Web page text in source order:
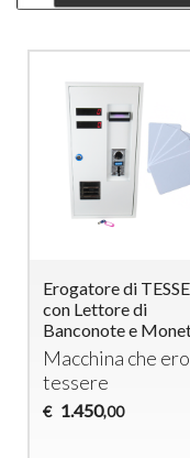
Erogatore di
con Lettore di
Banconote e
Macchina che
tessere
€ 1.450,00